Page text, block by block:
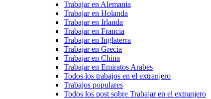
Trabajar en Alemania
Trabajar en Holanda
Trabajar en Irlanda
Trabajar en Francia
Trabajar en Inglaterra
Trabajar en Grecia
Trabajar en China
Trabajar en Emiratos Arabes
Todos los trabajos en el extranjero
Trabajos populares
Todos los post sobre Trabajar en el extranjero